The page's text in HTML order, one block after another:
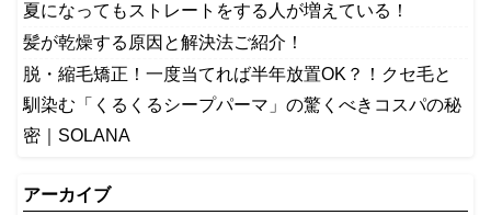
夏になってもストレートをする人が増えている！
髪が乾燥する原因と解決法ご紹介！
脱・縮毛矯正！一度当てれば半年放置OK？！クセ毛と
馴染む「くるくるシープパーマ」の驚くべきコスパの秘
密｜SOLANA
アーカイブ